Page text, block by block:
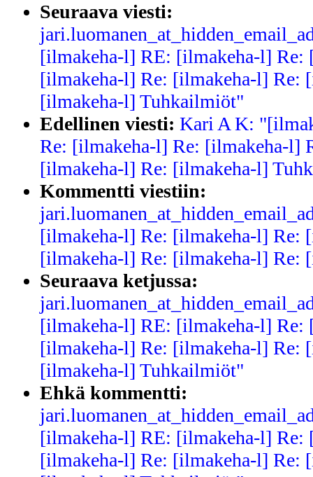
Seuraava viesti:
[ilmakeha-l] RE: [ilmakeha-l] Re:
[ilmakeha-l] Re: [ilmakeha-l] Re:
[ilmakeha-l] Tuhkailmiöt"
Edellinen viesti: Kari A K:
Re: [ilmakeha-l] Re: [ilmakeha-l]
[ilmakeha-l] Re: [ilmakeha-l]
Kommentti viestiin:
[ilmakeha-l] Re: [ilmakeha-l] Re:
[ilmakeha-l] Re: [ilmakeha-l] Re:
Seuraava ketjussa:
[ilmakeha-l] RE: [ilmakeha-l] Re:
[ilmakeha-l] Re: [ilmakeha-l] Re:
[ilmakeha-l] Tuhkailmiöt"
Ehkä kommentti:
[ilmakeha-l] RE: [ilmakeha-l] Re:
[ilmakeha-l] Re: [ilmakeha-l] Re: